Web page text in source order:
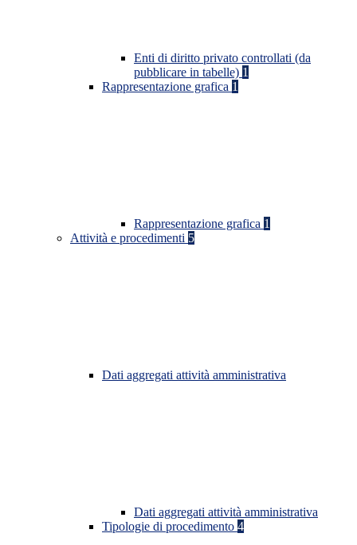
Enti di diritto privato controllati (da
pubblicare in tabelle) 1
Rappresentazione grafica 1
Rappresentazione grafica 1
Attività e procedimenti 5
Dati aggregati attività amministrativa
Dati aggregati attività amministrativa
Tipologie di procedimento 4